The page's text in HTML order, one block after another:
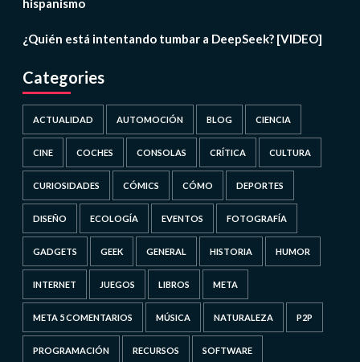
hispanismo
¿Quién está intentando tumbar a DeepSeek? [VIDEO]
Categories
ACTUALIDAD AUTOMOCIÓN BLOG CIENCIA
CINE COCHES CONSOLAS CRÍTICA CULTURA
CURIOSIDADES CÓMICS CÓMO DEPORTES
DISEÑO ECOLOGÍA EVENTOS FOTOGRAFÍA
GADGETS GEEK GENERAL HISTORIA HUMOR
INTERNET JUEGOS LIBROS META
META 5 COMENTARIOS MÚSICA NATURALEZA P2P
PROGRAMACIÓN RECURSOS SOFTWARE